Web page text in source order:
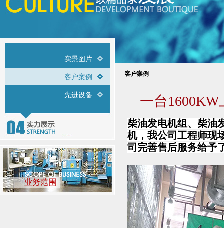
实景图片
客户案例
先进设备
客户案例
一台
柴油发电机组、柴油
机，我公司工程师现
司完善售后服务给予